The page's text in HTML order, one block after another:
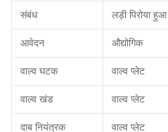
संबंध लड़ी पिरोया हुआ
आवेदन औद्योगिक
वाल्व घटक वाल्व प्लेट
वाल्व खंड वाल्व प्लेट
दाब नियंत्रक वाल्व प्लेट